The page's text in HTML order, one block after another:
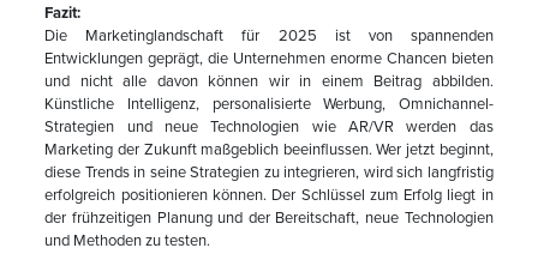
Fazit:
Die Marketinglandschaft für 2025 ist von spannenden
Entwicklungen geprägt, die Unternehmen enorme Chancen bieten
und nicht alle davon können wir in einem Beitrag abbilden.
Künstliche Intelligenz, personalisierte Werbung, Omnichannel-
Strategien und neue Technologien wie AR/VR werden das
Marketing der Zukunft maßgeblich beeinflussen. Wer jetzt beginnt,
diese Trends in seine Strategien zu integrieren, wird sich langfristig
erfolgreich positionieren können. Der Schlüssel zum Erfolg liegt in
der frühzeitigen Planung und der Bereitschaft, neue Technologien
und Methoden zu testen.